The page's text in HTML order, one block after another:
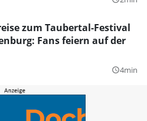
zum Taubertal-Festival
Fans feiern auf der
query_builder4min